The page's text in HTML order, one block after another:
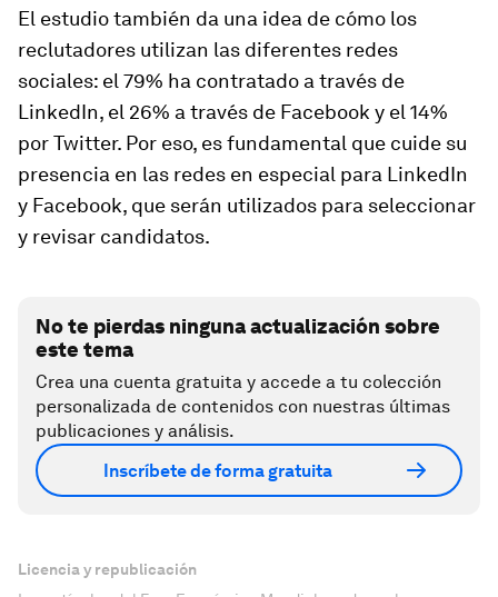
El estudio también da una idea de cómo los
reclutadores utilizan las diferentes redes
sociales: el 79% ha contratado a través de
LinkedIn, el 26% a través de Facebook y el 14%
por Twitter. Por eso, es fundamental que cuide su
presencia en las redes en especial para LinkedIn
y Facebook, que serán utilizados para seleccionar
y revisar candidatos.
No te pierdas ninguna actualización sobre
este tema
Crea una cuenta gratuita y accede a tu colección
personalizada de contenidos con nuestras últimas
publicaciones y análisis.
Inscríbete de forma gratuita
Licencia y republicación